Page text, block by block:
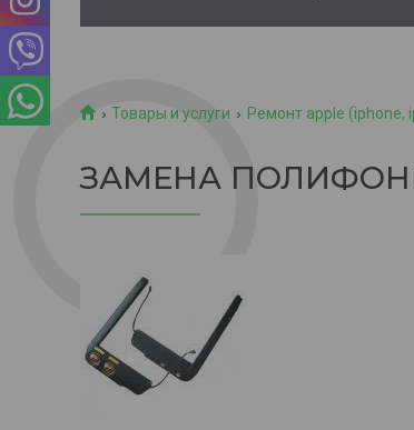
Товары и услуги Ремонт apple (iphone,
ЗАМЕНА